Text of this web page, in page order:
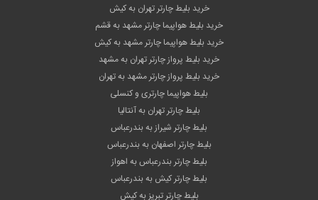
خرید بلیط چارتر تهران به کیش
خرید بلیط هواپیما چارتر مشهد به قشم
خرید بلیط هواپیما چارتر مشهد به کیش
خرید بلیط پرواز چارتر تهران به مشهد
خرید بلیط پرواز چارتر مشهد به تهران
بلیط هواپیما چارتری و کنسلی
بلیط چارتر تهران به آنتالیا
بلیط چارتر شیراز به بندرعباس
بلیط چارتر اصفهان به بندرعباس
بلیط چارتر بندرعباس به اهواز
بلیط چارتر کیش به بندرعباس
بلیط چارتر تبریز به کیش